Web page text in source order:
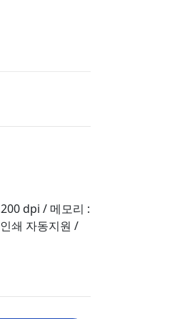
dpi / 메모리 :
쇄 자동지원 /